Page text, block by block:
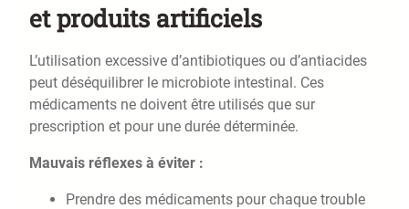
et produits artificiels
L’utilisation excessive d’antibiotiques ou d’antiacides
peut déséquilibrer le microbiote intestinal. Ces
médicaments ne doivent être utilisés que sur
prescription et pour une durée déterminée.
Mauvais réflexes à éviter :
Prendre des médicaments pour chaque trouble